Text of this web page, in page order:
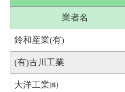
業者名
鈴和産業(有)
(有)古川工業
大洋工業㈱